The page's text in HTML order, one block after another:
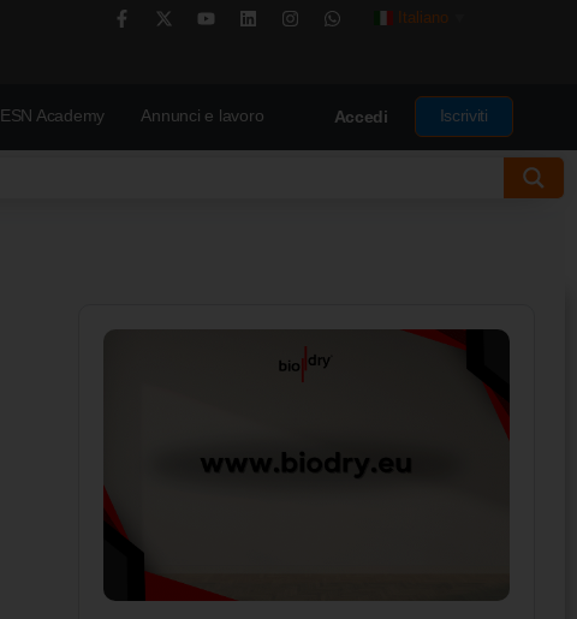
Italiano
ESN Academy Annunci e lavoro Accedi Iscriviti